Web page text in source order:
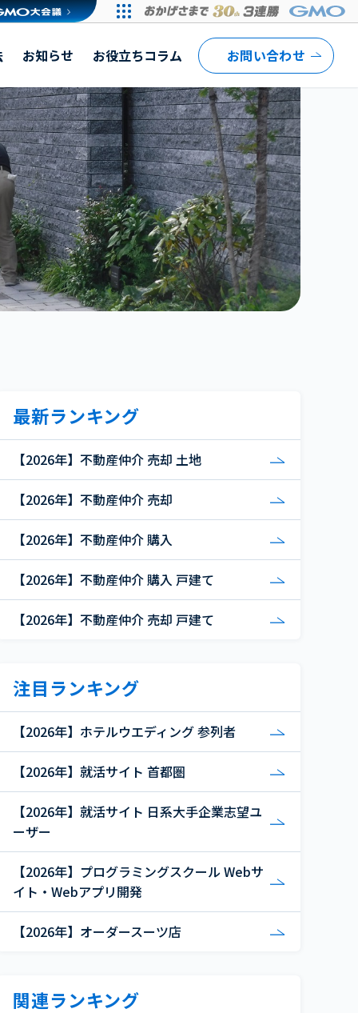
お知らせ お役立ちコラム お問い合わせ
最新ランキング
【2026年】不動産仲介 売却 土地
【2026年】不動産仲介 売却
【2026年】不動産仲介 購入
【2026年】不動産仲介 購入 戸建て
【2026年】不動産仲介 売却 戸建て
注目ランキング
【2026年】ホテルウエディング 参列者
【2026年】就活サイト 首都圏
【2026年】就活サイト 日系大手企業志望ユ
ーザー
【2026年】プログラミングスクール Webサ
イト・Webアプリ開発
【2026年】オーダースーツ店
関連ランキング